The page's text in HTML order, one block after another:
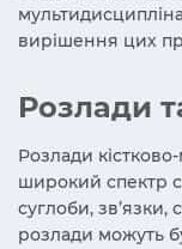
вирішення цих
Розлади
Розлади
широкий спектр
суглоби, зв’язки,
розлади можуть